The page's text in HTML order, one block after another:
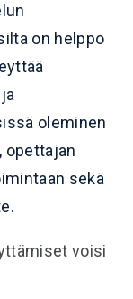
on helppo
oleminen
opettajan
sekä
voisi